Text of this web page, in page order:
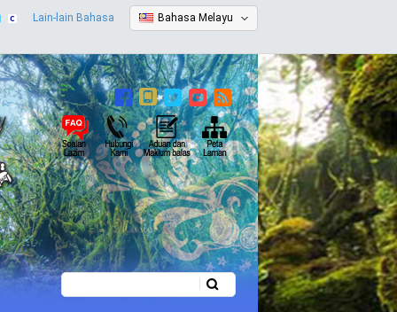
Bahasa Melayu
Lain-lain Bahasa
Borang carian